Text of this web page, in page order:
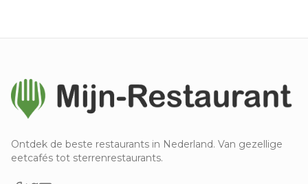
Ontdek de beste restaurants in Nederland. Van gezellige
eetcafés tot sterrenrestaurants.